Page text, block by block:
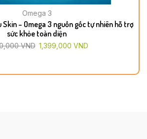
Omega 3
Skin – Omega 3 nguồn gốc tự nhiên hỗ trợ
sức khỏe toàn diện
VND 1,399,000 VND